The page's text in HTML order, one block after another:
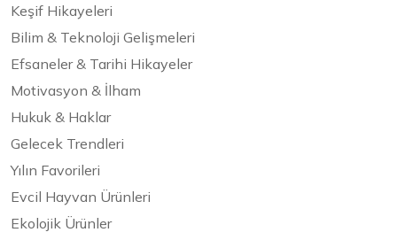
Keşif Hikayeleri
Bilim & Teknoloji Gelişmeleri
Efsaneler & Tarihi Hikayeler
Motivasyon & İlham
Hukuk & Haklar
Gelecek Trendleri
Yılın Favorileri
Evcil Hayvan Ürünleri
Ekolojik Ürünler